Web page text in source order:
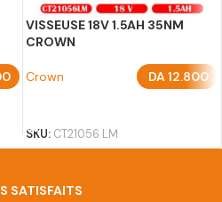
VISSEUSE 18V 1.5AH 35NM
CROWN
Crown DA12.800
SKU: CT21056 LM
SATISFAITS